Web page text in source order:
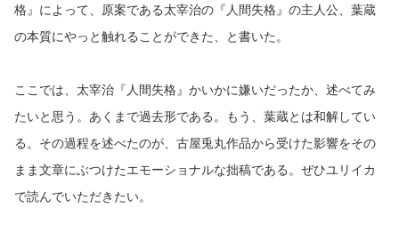
格』によって、原案である太宰治の『人間失格』の主人公、葉蔵
の本質にやっと触れることができた、と書いた。
ここでは、太宰治『人間失格』かいかに嫌いだったか、述べてみ
たいと思う。あくまで過去形である。もう、葉蔵とは和解してい
る。その過程を述べたのが、古屋兎丸作品から受けた影響をその
まま文章にぶつけたエモーショナルな拙稿である。ぜひユリイカ
で読んでいただきたい。